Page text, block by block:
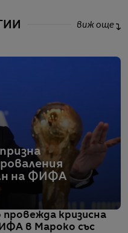
виж още
на ФИФА
кризисна
в Мароко със